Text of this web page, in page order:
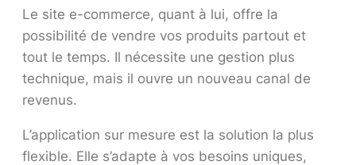
Le site e-commerce, quant à lui, offre la
possibilité de vendre vos produits partout et
tout le temps. Il nécessite une gestion plus
technique, mais il ouvre un nouveau canal de
revenus.
L’application sur mesure est la solution la plus
flexible. Elle s’adapte à vos besoins uniques,